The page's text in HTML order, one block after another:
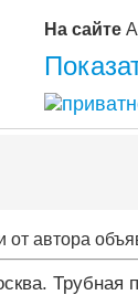
На сайте
от автора